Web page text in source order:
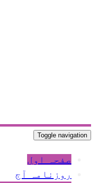
Toggle navigation
صفحہ اول
روزنامہ آج